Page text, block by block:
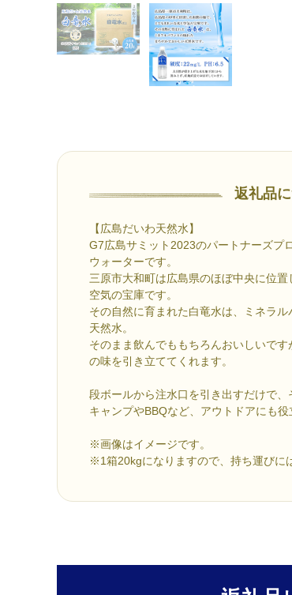
返礼品
【広島だいわ天然水】
G7広島サミット2023のパートナーズプ
ウォーターです。
三原市大和町は広島県のほぼ中央に位
空気の宝庫です。
その自然に育まれた白竜水は、ミネラ
天然水。
そのまま飲んでももちろんおいしいで
の味を引き立ててくれます。
段ボールから注水口を引き出すだけで、
キャンプやBBQなど、アウトドアにも役
※画像はイメージです。
※1箱20kgになりますので、持ち運びに